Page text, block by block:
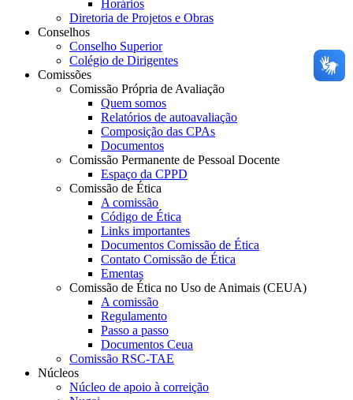
Horários
Diretoria de Projetos e Obras
Conselhos
Conselho Superior
Colégio de Dirigentes
Comissões
Comissão Própria de Avaliação
Quem somos
Relatórios de autoavaliação
Composição das CPAs
Documentos
Comissão Permanente de Pessoal Docente
Espaço da CPPD
Comissão de Ética
A comissão
Código de Ética
Links importantes
Documentos Comissão de Ética
Contato Comissão de Ética
Ementas
Comissão de Ética no Uso de Animais (CEUA)
A comissão
Regulamento
Passo a passo
Documentos Ceua
Comissão RSC-TAE
Núcleos
Núcleo de apoio à correição